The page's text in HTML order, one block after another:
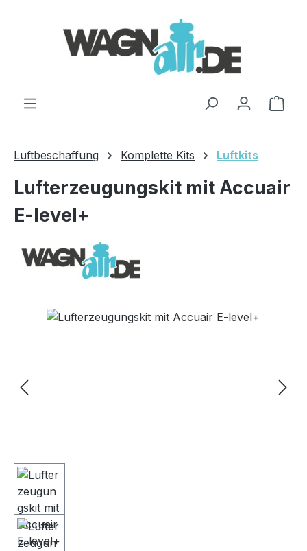
Luftbeschaffung Komplette Kits Luftkits
Lufterzeugungskit mit Accuair
E-level+
Bildergalerie überspringen